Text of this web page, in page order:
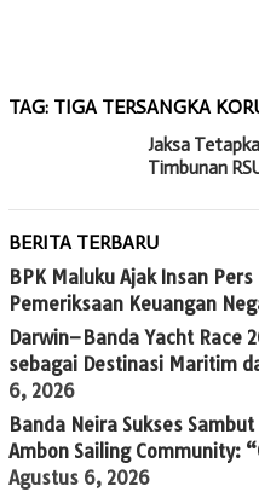
TAG: TIGA TERSANGKA
Jaksa
Timbunan
BERITA TERBARU
BPK Maluku Ajak Insan
Pemeriksaan Keuangan
Darwin–Banda Yacht Race
sebagai Destinasi Maritim
6, 2026
Banda Neira Sukses
Ambon Sailing Community:
Agustus 6, 2026